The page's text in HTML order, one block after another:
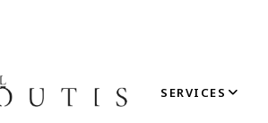
SERVICES